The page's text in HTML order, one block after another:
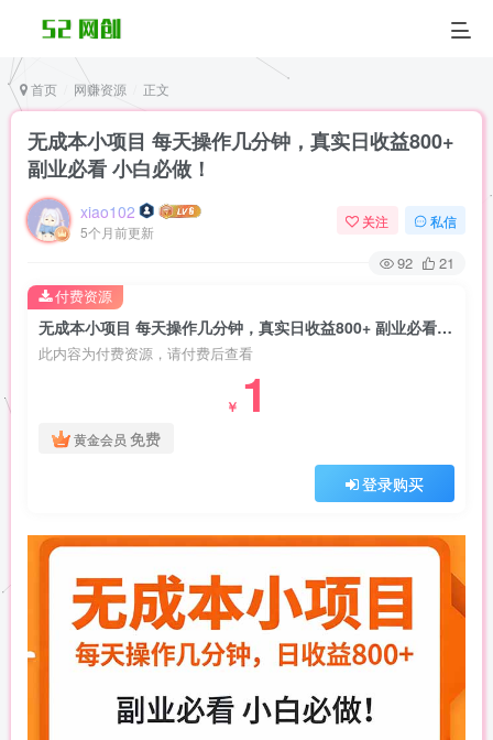
首页 网赚资源 正文
无成本小项目 每天操作几分钟，真实日收益800+
副业必看 小白必做！
xiao102
5个月前更新
关注 私信
92 21
无成本小项目 每天操作几分钟，真实日收益800+ 副业必看 小白必做！
此内容为付费资源，请付费后查看
￥ 1
黄金会员 免费
登录购买
付费资源